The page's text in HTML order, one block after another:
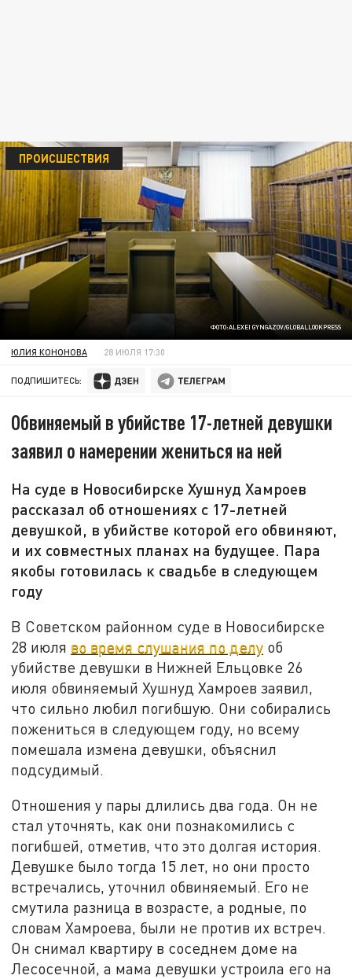
ФОТО:ALEXEI GYNGAZOV/GLOBALLOOKPRESS
ПРОИСШЕСТВИЯ
ЮЛИЯ КОНОНОВА 28 ИЮЛЯ 17:30
ПОДПИШИТЕСЬ:
Обвиняемый в убийстве 17-летней девушки
заявил о намерении жениться на ней
На суде в Новосибирске Хушнуд Хамроев
рассказал об отношениях с 17-летней
девушкой, в убийстве которой его обвиняют,
и их совместных планах на будущее. Пара
якобы готовилась к свадьбе в следующем
году
В Советском районном суде в Новосибирске
28 июля во время слушания по делу об
убийстве девушки в Нижней Ельцовке 26
июля обвиняемый Хушнуд Хамроев заявил,
что сильно любил погибшую. Они собирались
пожениться в следующем году, но всему
помешала измена девушки, объяснил
подсудимый.
Отношения у пары длились два года. Он не
стал уточнять, как они познакомились с
погибшей, отметив, что это долгая история.
Девушке было тогда 15 лет, но они просто
встречались, уточнил обвиняемый. Его не
смутила разница в возрасте, а родные, по
словам Хамроева, были не против их встреч.
Он снимал квартиру в соседнем доме на
Лесосечной, а мама девушки устроила его на